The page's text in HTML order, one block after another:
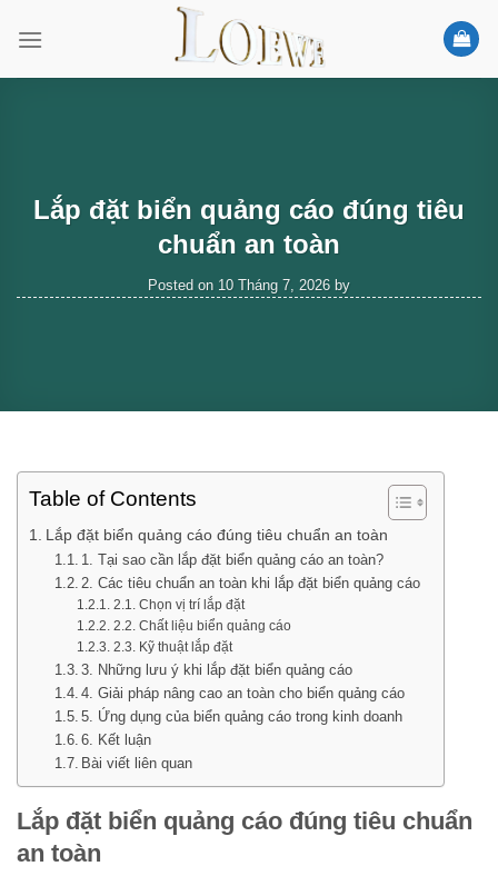
Lắp đặt biển quảng cáo đúng tiêu
chuẩn an toàn
Posted on 10 Tháng 7, 2026 by
Table of Contents
Lắp đặt biển quảng cáo đúng tiêu chuẩn an toàn
1. Tại sao cần lắp đặt biển quảng cáo an toàn?
2. Các tiêu chuẩn an toàn khi lắp đặt biển quảng cáo
2.1. Chọn vị trí lắp đặt
2.2. Chất liệu biển quảng cáo
2.3. Kỹ thuật lắp đặt
3. Những lưu ý khi lắp đặt biển quảng cáo
4. Giải pháp nâng cao an toàn cho biển quảng cáo
5. Ứng dụng của biển quảng cáo trong kinh doanh
6. Kết luận
Bài viết liên quan
Lắp đặt biển quảng cáo đúng tiêu chuẩn
an toàn